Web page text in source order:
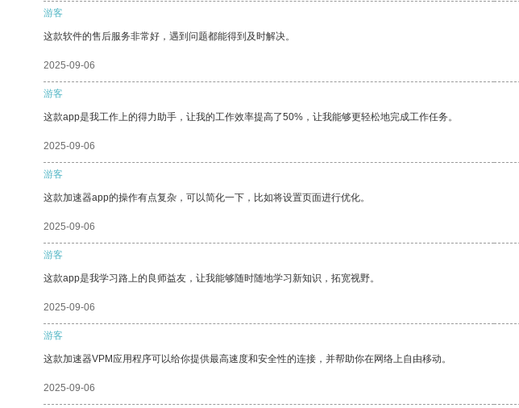
游客
这款软件的售后服务非常好，遇到问题都能得到及时解决。
2025-09-06
游客
这款app是我工作上的得力助手，让我的工作效率提高了50%，让我能够更轻松地完成工作任务。
2025-09-06
游客
这款加速器app的操作有点复杂，可以简化一下，比如将设置页面进行优化。
2025-09-06
游客
这款app是我学习路上的良师益友，让我能够随时随地学习新知识，拓宽视野。
2025-09-06
游客
这款加速器VPM应用程序可以给你提供最高速度和安全性的连接，并帮助你在网络上自由移动。
2025-09-06